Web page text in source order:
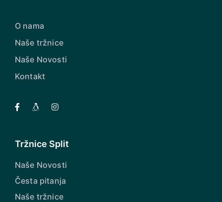
O nama
Naše tržnice
Naše Novosti
Kontakt
Tržnice Split
Naše Novosti
Česta pitanja
Naše tržnice